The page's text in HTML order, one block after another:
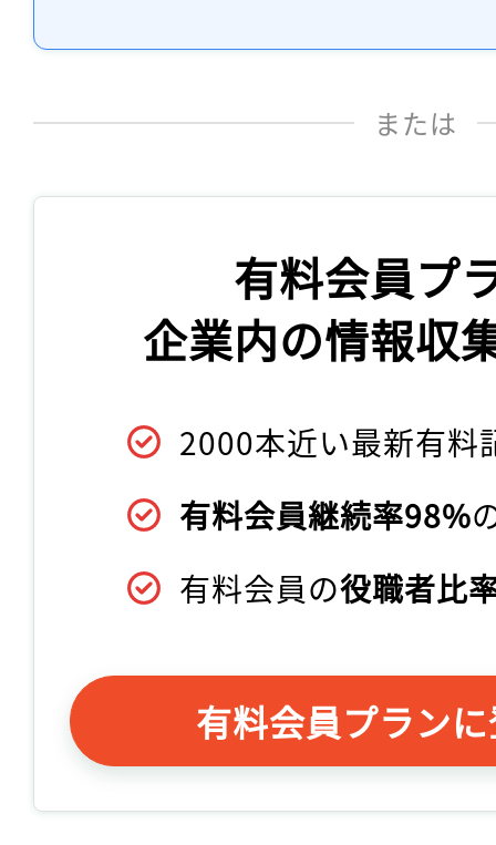
または
有料会員プ
企業内の情報収
2000本近い最新有料
有料会員継続率98%
有料会員の役職者比
有料会員プラン